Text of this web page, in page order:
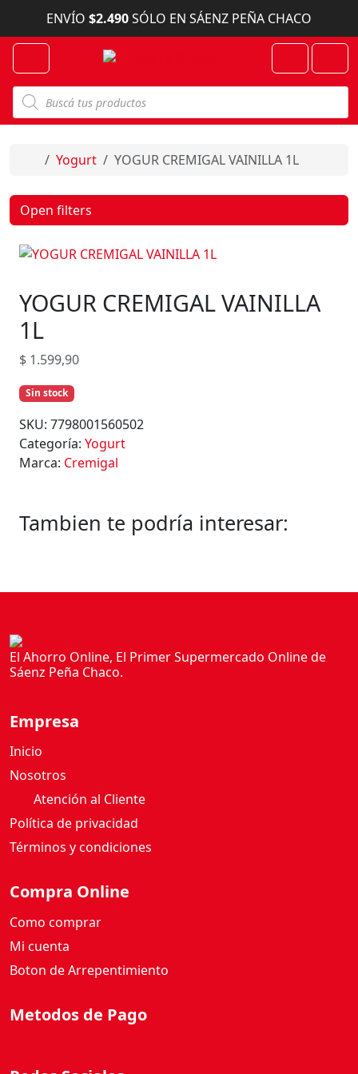
Skip to content
ENVÍO $2.490SÓLO EN SÁENZ PEÑA CHACO
B
s
q
d
o
d
Account
Cart
Home
Yogurt YOGUR CREMIGAL VAINILLA 1L
YOGUR CREMIGAL VAINILLA
1L
$ 1.599,90
Sin stock
SKU: 7798001560502
Categoría: Yogurt
Marca: Cremigal
Tambien te podría interesar:
Open filters
El Ahorro Online, El Primer Supermercado Online de
Sáenz Peña Chaco.
Empresa
Inicio
Nosotros
Atención al Cliente
Política de privacidad
Términos y condiciones
Compra Online
Como comprar
Mi cuenta
Boton de Arrepentimiento
Metodos de Pago